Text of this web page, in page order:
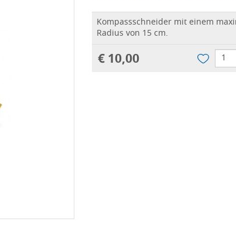
Kompassschneider mit einem
Radius von 15 cm.
€ 10,00